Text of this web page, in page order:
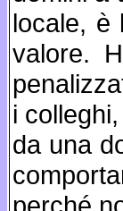
locale, è
valore.
i
da una